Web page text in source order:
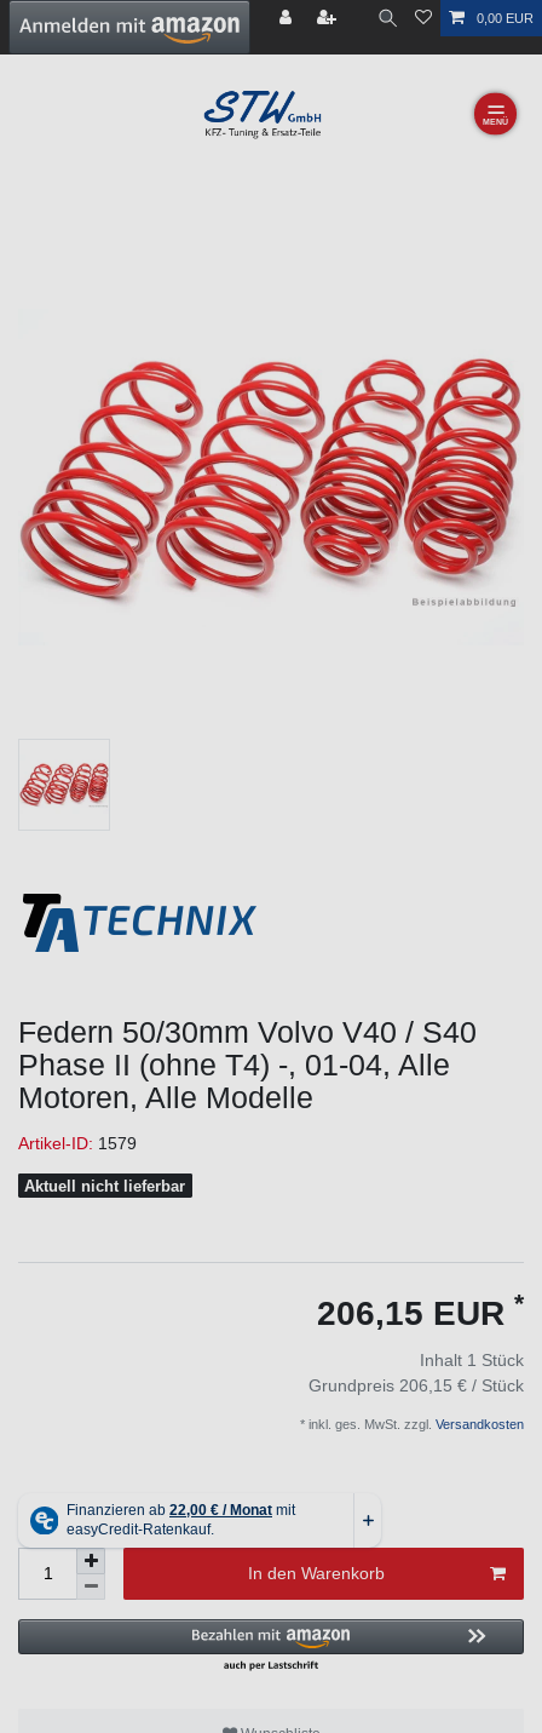
0,00 EUR
☰
Federn 50/30mm Volvo V40 / S40
Phase II (ohne T4) -, 01-04, Alle
Motoren, Alle Modelle
Artikel-ID: 1579
Aktuell nicht lieferbar
206,15 EUR *
Inhalt 1 Stück
Grundpreis 206,15 € / Stück
* inkl. ges. MwSt. zzgl. Versandkosten
In den Warenkorb